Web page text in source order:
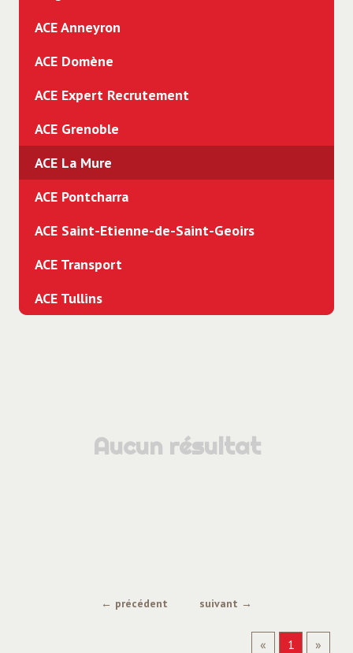
Aucun résultat
ACE Anneyron
ACE Domène
ACE Expert Recrutement
ACE Grenoble
ACE La Mure
ACE Pontcharra
ACE Saint-Etienne-de-Saint-Geoirs
ACE Transport
ACE Tullins
← précédent suivant →
« 1 »